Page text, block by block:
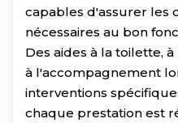
capables d'assurer les
nécessaires au bon
Des aides à la toilette,
à l'accompagnement
interventions
chaque prestation est